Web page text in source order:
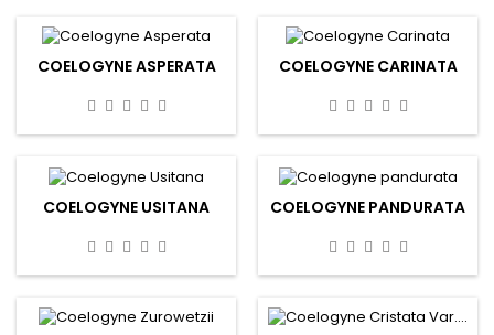
COELOGYNE ASPERATA COELOGYNE CARINATA
COELOGYNE USITANA COELOGYNE PANDURATA